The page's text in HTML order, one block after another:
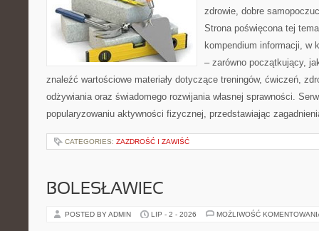
zdrowie, dobre
Strona poświęcona tej
kompendium informacji, w
– zarówno początkujący,
znaleźć wartościowe materiały dotyczące treningów, ćwiczeń,
odżywiania oraz świadomego rozwijania własnej sprawności.
popularyzowaniu aktywności fizycznej, przedstawiając
CATEGORIES: ZAZDROŚĆ I ZAWIŚĆ
BOLESŁAWIEC
POSTED BY ADMIN LIP - 2 - 2026 MOŻLIWOŚĆ